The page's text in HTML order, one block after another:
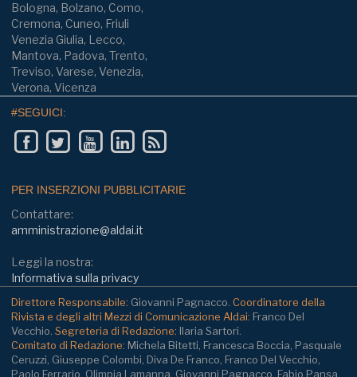
Bologna, Bolzano, Como,
Cremona, Cuneo, Friuli
Venezia Giulia, Lecco,
Mantova, Padova, Trento,
Treviso, Varese, Venezia,
Verona, Vicenza
#SEGUICI:
PER INSERZIONI PUBBLICITARIE
Contattare:
amministrazione@aldai.it
Leggi la nostra:
Informativa sulla privacy
Direttore Responsabile: Giovanni Pagnacco. Coordinatore della
Rivista e degli altri Mezzi di Comunicazione Aldai: Franco Del
Vecchio. Segreteria di Redazione: Ilaria Sartori.
Comitato di Redazione: Michela Bitetti, Francesca Boccia, Pasquale
Ceruzzi, Giuseppe Colombi, Diva De Franco, Franco Del Vecchio,
Paolo Ferrario, Olimpia Lamanna, Giovanni Pagnacco, Fabio Pansa